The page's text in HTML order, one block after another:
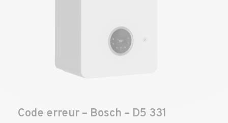
Code erreur – Bosch – D5 331